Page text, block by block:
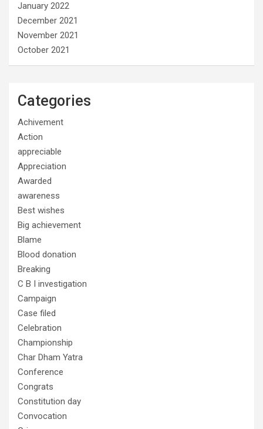
January 2022
December 2021
November 2021
October 2021
Categories
Achivement
Action
appreciable
Appreciation
Awarded
awareness
Best wishes
Big achievement
Blame
Blood donation
Breaking
C B I investigation
Campaign
Case filed
Celebration
Championship
Char Dham Yatra
Conference
Congrats
Constitution day
Convocation